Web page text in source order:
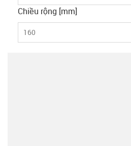
Chiều rộng [mm]
160